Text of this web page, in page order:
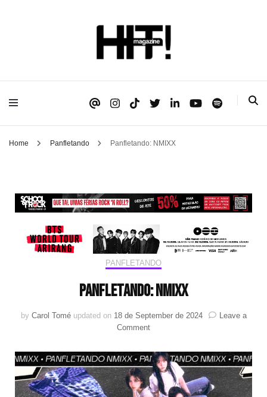
HIT!Magazine
Home Panfletando Panfletando: NMIXX
PANFLETANDO
Panfletando: NMIXX
by Carol Tomé updated on 18 de September de 2024
Leave a
Commenton
NMIXX